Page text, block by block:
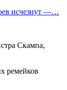
исчезнут —…
Скампа,